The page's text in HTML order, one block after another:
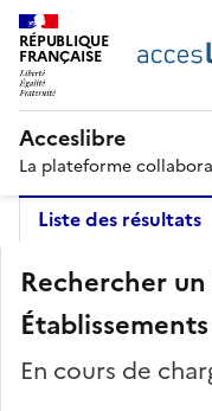
RÉPUBLIQUE
FRANÇAISE
Acceslibre
La plateforme
Liste des résultats
Rechercher
En cours de